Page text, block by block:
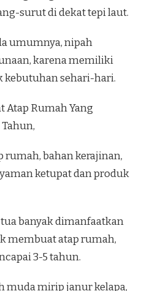
surut di dekat tepi laut.
umumnya, nipah
karena memiliki
kebutuhan sehari-hari.
Atap Rumah Yang
rumah, bahan kerajinan,
ketupat dan produk
banyak dimanfaatkan
membuat atap rumah,
3-5 tahun.
muda mirip janur kelapa,